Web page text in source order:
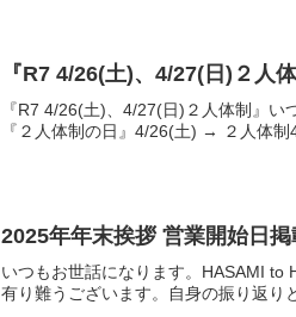
『R7 4/26(土)、4/27(日)２人体
『R7 4/26(土)、4/27(日)２人体制』
『２人体制の日』4/26(土) → ２人体
2025年年末挨拶 営業開始日掲
いつもお世話になります。HASAMI to
有り難うございます。自身の振り返り